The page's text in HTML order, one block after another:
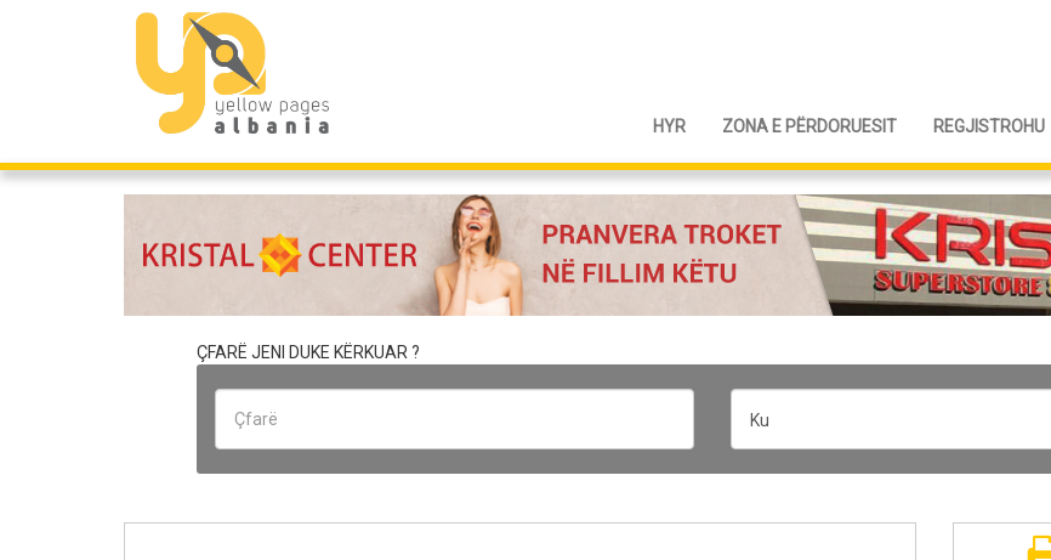
HYR ZONA E PËRDORUESIT REGJISTROHU
ÇFARË JENI DUKE KËRKUAR ?
Ku